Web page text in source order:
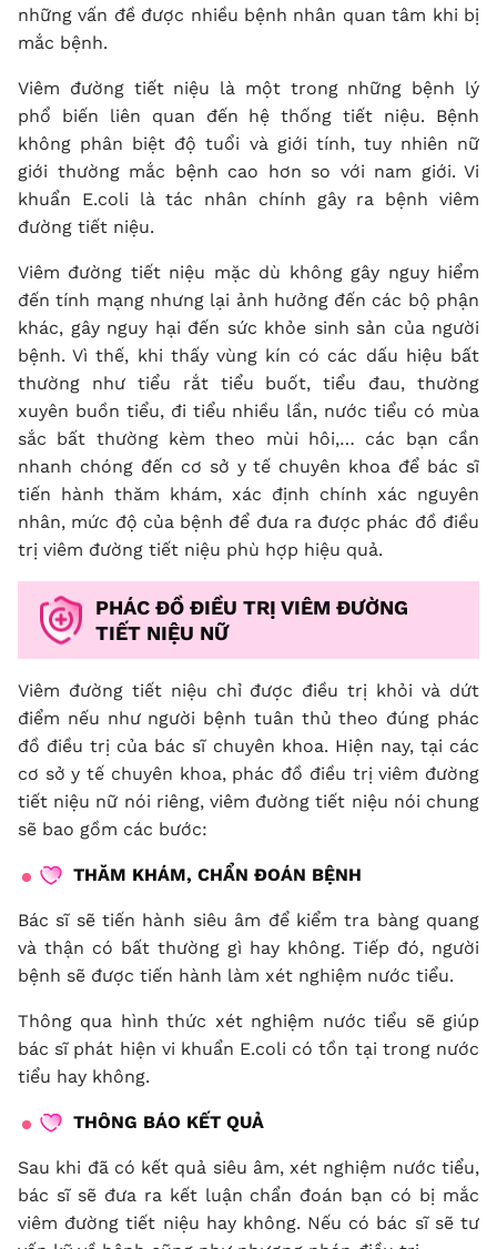
những vấn đề được nhiều bệnh nhân quan tâm khi bị
mắc bệnh.
Viêm đường tiết niệu là một trong những bệnh lý
phổ biến liên quan đến hệ thống tiết niệu. Bệnh
không phân biệt độ tuổi và giới tính, tuy nhiên nữ
giới thường mắc bệnh cao hơn so với nam giới. Vi
khuẩn E.coli là tác nhân chính gây ra bệnh viêm
đường tiết niệu.
Viêm đường tiết niệu mặc dù không gây nguy hiểm
đến tính mạng nhưng lại ảnh hưởng đến các bộ phận
khác, gây nguy hại đến sức khỏe sinh sản của người
bệnh. Vì thế, khi thấy vùng kín có các dấu hiệu bất
thường như tiểu rắt tiểu buốt, tiểu đau, thường
xuyên buồn tiểu, đi tiểu nhiều lần, nước tiểu có mùa
sắc bất thường kèm theo mùi hôi,… các bạn cần
nhanh chóng đến cơ sở y tế chuyên khoa để bác sĩ
tiến hành thăm khám, xác định chính xác nguyên
nhân, mức độ của bệnh để đưa ra được phác đồ điều
trị viêm đường tiết niệu phù hợp hiệu quả.
PHÁC ĐỒ ĐIỀU TRỊ VIÊM ĐƯỜNG
TIẾT NIỆU NỮ
Viêm đường tiết niệu chỉ được điều trị khỏi và dứt
điểm nếu như người bệnh tuân thủ theo đúng phác
đồ điều trị của bác sĩ chuyên khoa. Hiện nay, tại các
cơ sở y tế chuyên khoa, phác đồ điều trị viêm đường
tiết niệu nữ nói riêng, viêm đường tiết niệu nói chung
sẽ bao gồm các bước:
THĂM KHÁM, CHẨN ĐOÁN BỆNH
Bác sĩ sẽ tiến hành siêu âm để kiểm tra bàng quang
và thận có bất thường gì hay không. Tiếp đó, người
bệnh sẽ được tiến hành làm xét nghiệm nước tiểu.
Thông qua hình thức xét nghiệm nước tiểu sẽ giúp
bác sĩ phát hiện vi khuẩn E.coli có tồn tại trong nước
tiểu hay không.
THÔNG BÁO KẾT QUẢ
Sau khi đã có kết quả siêu âm, xét nghiệm nước tiểu,
bác sĩ sẽ đưa ra kết luận chẩn đoán bạn có bị mắc
viêm đường tiết niệu hay không. Nếu có bác sĩ sẽ tư